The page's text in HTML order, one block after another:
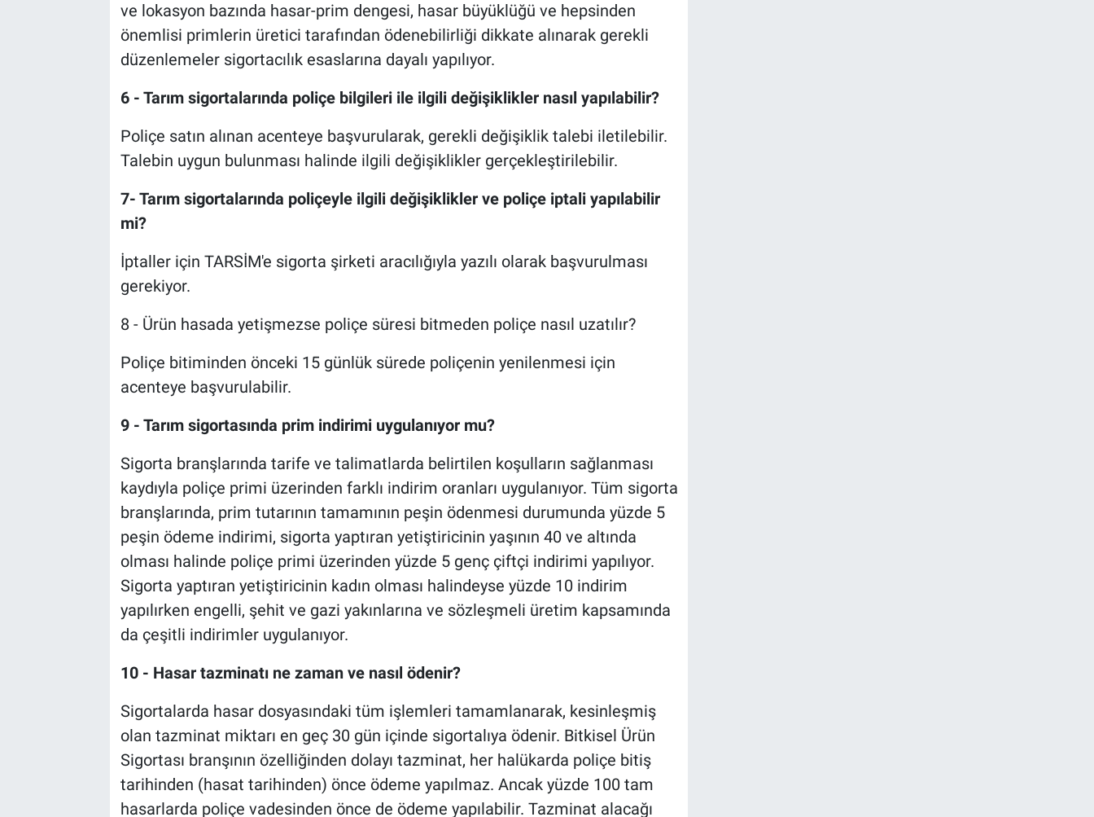
ve lokasyon bazında hasar-prim dengesi, hasar büyüklüğü ve hepsinden
önemlisi primlerin üretici tarafından ödenebilirliği dikkate alınarak gerekli
düzenlemeler sigortacılık esaslarına dayalı yapılıyor.
6 - Tarım sigortalarında poliçe bilgileri ile ilgili değişiklikler nasıl yapılabilir?
Poliçe satın alınan acenteye başvurularak, gerekli değişiklik talebi iletilebilir.
Talebin uygun bulunması halinde ilgili değişiklikler gerçekleştirilebilir.
7- Tarım sigortalarında poliçeyle ilgili değişiklikler ve poliçe iptali yapılabilir
mi?
İptaller için TARSİM'e sigorta şirketi aracılığıyla yazılı olarak başvurulması
gerekiyor.
8 - Ürün hasada yetişmezse poliçe süresi bitmeden poliçe nasıl uzatılır?
Poliçe bitiminden önceki 15 günlük sürede poliçenin yenilenmesi için
acenteye başvurulabilir.
9 - Tarım sigortasında prim indirimi uygulanıyor mu?
Sigorta branşlarında tarife ve talimatlarda belirtilen koşulların sağlanması
kaydıyla poliçe primi üzerinden farklı indirim oranları uygulanıyor. Tüm sigorta
branşlarında, prim tutarının tamamının peşin ödenmesi durumunda yüzde 5
peşin ödeme indirimi, sigorta yaptıran yetiştiricinin yaşının 40 ve altında
olması halinde poliçe primi üzerinden yüzde 5 genç çiftçi indirimi yapılıyor.
Sigorta yaptıran yetiştiricinin kadın olması halindeyse yüzde 10 indirim
yapılırken engelli, şehit ve gazi yakınlarına ve sözleşmeli üretim kapsamında
da çeşitli indirimler uygulanıyor.
10 - Hasar tazminatı ne zaman ve nasıl ödenir?
Sigortalarda hasar dosyasındaki tüm işlemleri tamamlanarak, kesinleşmiş
olan tazminat miktarı en geç 30 gün içinde sigortalıya ödenir. Bitkisel Ürün
Sigortası branşının özelliğinden dolayı tazminat, her halükarda poliçe bitiş
tarihinden (hasat tarihinden) önce ödeme yapılmaz. Ancak yüzde 100 tam
hasarlarda poliçe vadesinden önce de ödeme yapılabilir. Tazminat alacağı